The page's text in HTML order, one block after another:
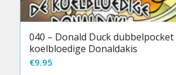
040 – Donald Duck dubbelpocket
koelbloedige Donaldakis
€9.95